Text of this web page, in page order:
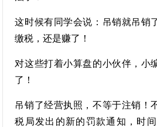
这时候有同学会说：吊销就吊销
缴税，还是赚了！
对这些打着小算盘的小伙伴，小
了！
吊销了经营执照，不等于注销！
税局发出的新的罚款通知，时